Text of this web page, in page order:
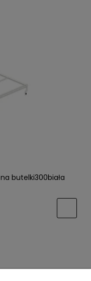
butelki300biała